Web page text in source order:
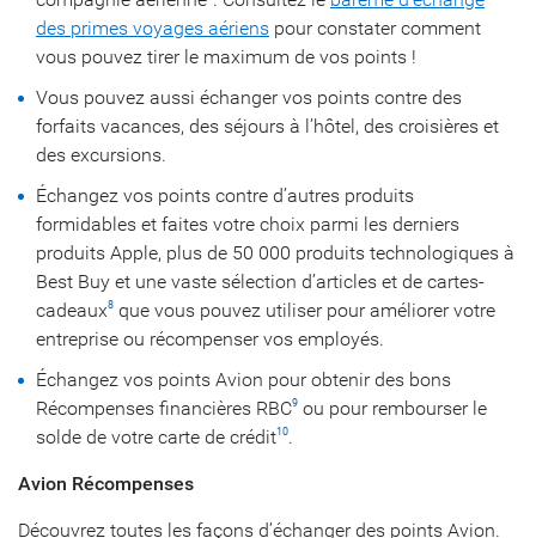
des primes voyages aériens pour constater comment
vous pouvez tirer le maximum de vos points !
Vous pouvez aussi échanger vos points contre des
forfaits vacances, des séjours à l’hôtel, des croisières et
des excursions.
Échangez vos points contre d’autres produits
formidables et faites votre choix parmi les derniers
produits Apple, plus de 50 000 produits technologiques à
Best Buy et une vaste sélection d’articles et de cartes-
cadeaux8 que vous pouvez utiliser pour améliorer votre
entreprise ou récompenser vos employés.
Échangez vos points Avion pour obtenir des bons
Récompenses financières RBC9 ou pour rembourser le
solde de votre carte de crédit10.
Avion Récompenses
Découvrez toutes les façons d’échanger des points Avion.